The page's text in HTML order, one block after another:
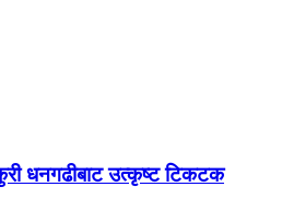
धनगढीबाट उत्कृष्ट टिकटक